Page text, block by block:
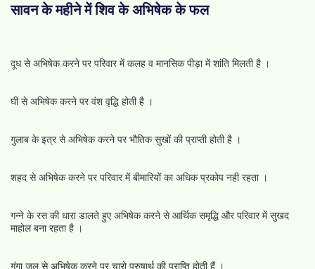
सावन के महीने में शिव के अभिषेक के फल
दूध से अभिषेक करने पर परिवार में कलह व मानसिक पीड़ा में शांति मिलती है ।
घी से अभिषेक करने पर वंश वृद्धि होती है ।
गुलाब के इत्र से अभिषेक करने पर भौतिक सुखों की प्राप्ती होती है ।
शहद से अभिषेक करने पर परिवार में बीमारियों का अधिक प्रकोप नही रहता ।
गन्ने के रस की धारा डालते हुए अभिषेक करने से आर्थिक समृद्धि और परिवार में सुखद
माहोल बना रहता है ।
गंगा जल से अभिषेक करने पर चारो पुरुषार्थ की प्राप्ति होती हैं ।